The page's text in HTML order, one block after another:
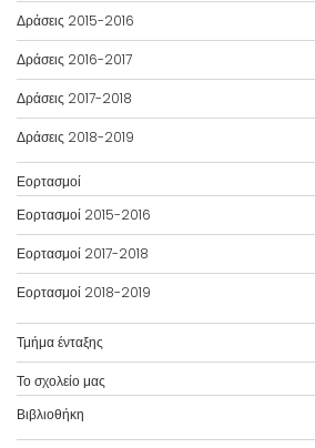
Δράσεις 2015-2016
Δράσεις 2016-2017
Δράσεις 2017-2018
Δράσεις 2018-2019
Εορτασμοί
Εορτασμοί 2015-2016
Εορτασμοί 2017-2018
Εορτασμοί 2018-2019
Τμήμα ένταξης
Το σχολείο μας
Βιβλιοθήκη